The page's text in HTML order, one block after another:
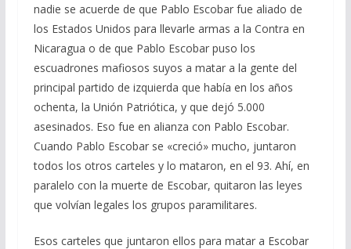
nadie se acuerde de que Pablo Escobar fue aliado de
los Estados Unidos para llevarle armas a la Contra en
Nicaragua o de que Pablo Escobar puso los
escuadrones mafiosos suyos a matar a la gente del
principal partido de izquierda que había en los años
ochenta, la Unión Patriótica, y que dejó 5.000
asesinados. Eso fue en alianza con Pablo Escobar.
Cuando Pablo Escobar se «creció» mucho, juntaron
todos los otros carteles y lo mataron, en el 93. Ahí, en
paralelo con la muerte de Escobar, quitaron las leyes
que volvían legales los grupos paramilitares.
Esos carteles que juntaron ellos para matar a Escobar